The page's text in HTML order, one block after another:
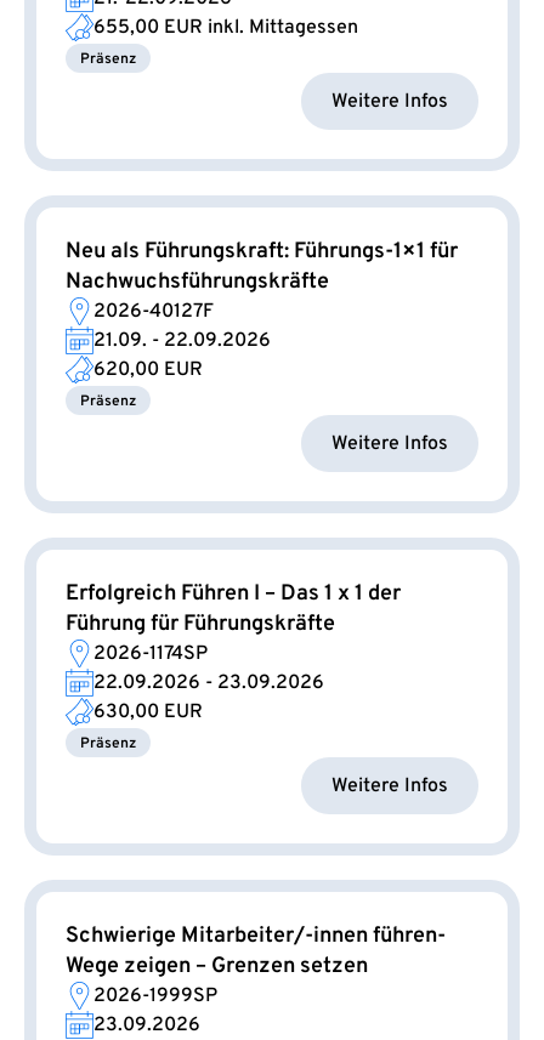
655,00 EUR inkl. Mittagessen
Präsenz
Weitere Infos
Neu als Führungskraft: Führungs-1×1 für
Nachwuchsführungskräfte
2026-40127F
21.09. - 22.09.2026
620,00 EUR
Präsenz
Weitere Infos
Erfolgreich Führen I – Das 1 x 1 der
Führung für Führungskräfte
2026-1174SP
22.09.2026 - 23.09.2026
630,00 EUR
Präsenz
Weitere Infos
Schwierige Mitarbeiter/-innen führen-
Wege zeigen – Grenzen setzen
2026-1999SP
23.09.2026